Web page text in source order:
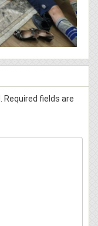
Required fields are